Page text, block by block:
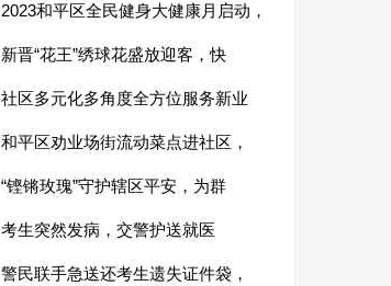
2023和平区全民健身大健康月启动，
新晋“花王”绣球花盛放迎客，快
社区多元化多角度全方位服务新业
和平区劝业场街流动菜点进社区，
“铿锵玫瑰”守护辖区平安，为群
考生突然发病，交警护送就医
警民联手急送还考生遗失证件袋，